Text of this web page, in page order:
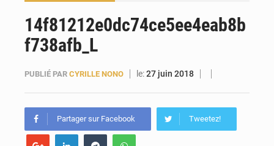
Guinée : lancement du Club des financeurs pour faciliter l’accès des PME aux financements
Forces Vives en Guinée : la coalition critique la gestion de Mamadi Doumbouya
14f81212e0dc74ce5ee4eab8b
f738afb_L
PUBLIÉ PAR CYRILLE NONO le:27 juin 2018
Partager sur Facebook Tweetez!